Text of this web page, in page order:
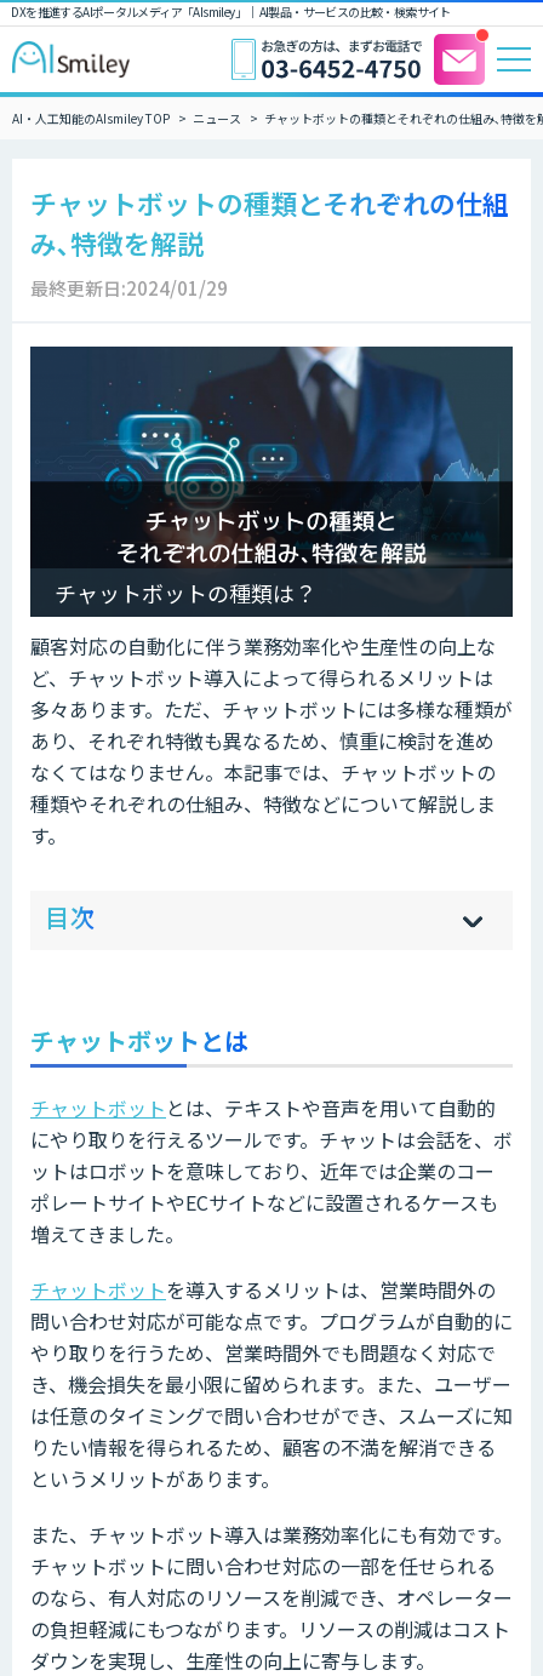
DXを推進するAIポータルメディア「AIsmiley」｜ AI製品・サービスの比較・検索サイト
AI・人工知能のAIsmiley TOP ニュース チャットボットの種類とそれぞれの仕組み､特徴を
チャットボットの種類とそれぞれの仕組
み､特徴を解説
最終更新日:2024/01/29
チャットボットの種類は？
顧客対応の自動化に伴う業務効率化や生産性の向上な
ど、チャットボット導入によって得られるメリットは
多々あります。ただ、チャットボットには多様な種類が
あり、それぞれ特徴も異なるため、慎重に検討を進め
なくてはなりません。本記事では、チャットボットの
種類やそれぞれの仕組み、特徴などについて解説しま
す。
目次 hi
]
sh
]
チャットボットとは
チャットボット とは、テキストや音声を用いて自動的
にやり取りを行えるツールです。チャットは会話を、ボ
ットはロボットを意味しており、近年では企業のコー
ポレートサイトやECサイトなどに設置されるケースも
増えてきました。
チャットボットを導入するメリットは、営業時間外の
問い合わせ対応が可能な点です。プログラムが自動的に
やり取りを行うため、営業時間外でも問題なく対応で
き、機会損失を最小限に留められます。また、ユーザー
は任意のタイミングで問い合わせができ、スムーズに知
りたい情報を得られるため、顧客の不満を解消できる
というメリットがあります。
また、チャットボット導入は業務効率化にも有効です。
チャットボットに問い合わせ対応の一部を任せられる
のなら、有人対応のリソースを削減でき、オペレーター
の負担軽減にもつながります。リソースの削減はコスト
ダウンを実現し、生産性の向上に寄与します。